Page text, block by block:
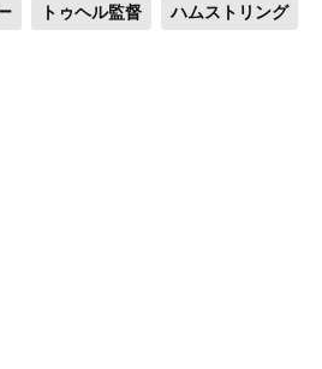
トゥヘル監督 ハムストリング